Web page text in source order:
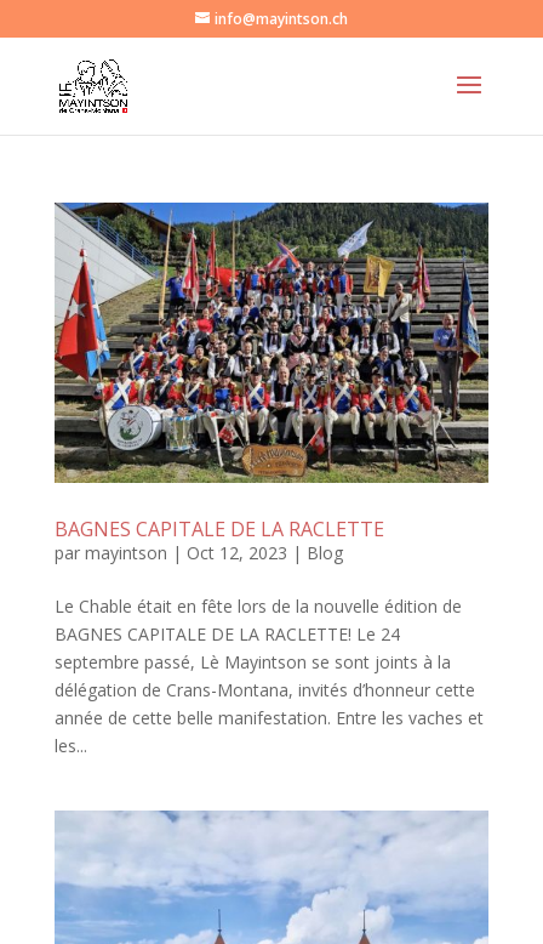
info@mayintson.ch
BAGNES CAPITALE DE LA RACLETTE
par mayintson | Oct 12, 2023 | Blog
Le Chable était en fête lors de la nouvelle édition de
BAGNES CAPITALE DE LA RACLETTE! Le 24
septembre passé, Lè Mayintson se sont joints à la
délégation de Crans-Montana, invités d’honneur cette
année de cette belle manifestation. Entre les vaches et
les...